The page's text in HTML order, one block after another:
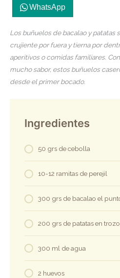
WhatsApp
Los buñuelos de bacalao y patatas
crujiente por fuera y tierna por
aperitivos o comidas familiares.
mucho sabor, estos buñuelos
desde el primer bocado.
Ingredientes
50 grs de cebolla
10-12 ramitas de perejil
300 grs de bacalao el
200 grs de patatas en
300 ml de agua
2 huevos